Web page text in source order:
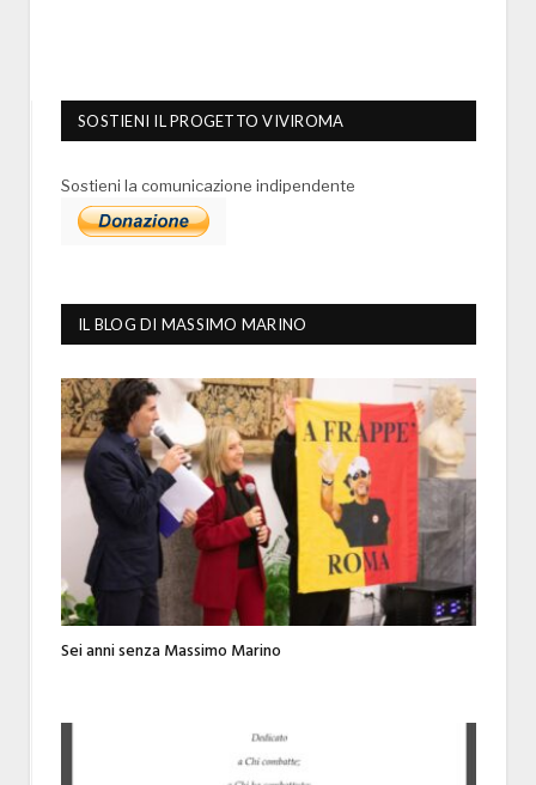
SOSTIENI IL PROGETTO VIVIROMA
Sostieni la comunicazione indipendente
IL BLOG DI MASSIMO MARINO
Sei anni senza Massimo Marino